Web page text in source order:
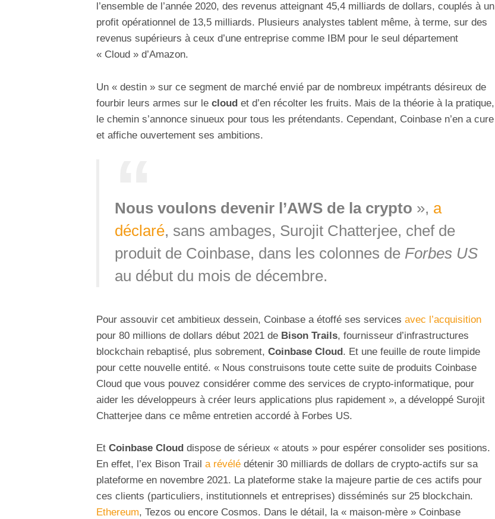
l’ensemble de l’année 2020, des revenus atteignant 45,4 milliards de dollars, couplés à un
profit opérationnel de 13,5 milliards. Plusieurs analystes tablent même, à terme, sur des
revenus supérieurs à ceux d’une entreprise comme IBM pour le seul département
« Cloud » d’Amazon.
Un « destin » sur ce segment de marché envié par de nombreux impétrants désireux de
fourbir leurs armes sur le cloud et d’en récolter les fruits. Mais de la théorie à la pratique,
le chemin s’annonce sinueux pour tous les prétendants. Cependant, Coinbase n’en a cure
et affiche ouvertement ses ambitions.
Nous voulons devenir l’AWS de la crypto », a
déclaré, sans ambages, Surojit Chatterjee, chef de
produit de Coinbase, dans les colonnes de Forbes US
au début du mois de décembre.
Pour assouvir cet ambitieux dessein, Coinbase a étoffé ses services avec l’acquisition
pour 80 millions de dollars début 2021 de Bison Trails, fournisseur d’infrastructures
blockchain rebaptisé, plus sobrement, Coinbase Cloud. Et une feuille de route limpide
pour cette nouvelle entité. « Nous construisons toute cette suite de produits Coinbase
Cloud que vous pouvez considérer comme des services de crypto-informatique, pour
aider les développeurs à créer leurs applications plus rapidement », a développé Surojit
Chatterjee dans ce même entretien accordé à Forbes US.
Et Coinbase Cloud dispose de sérieux « atouts » pour espérer consolider ses positions.
En effet, l’ex Bison Trail a révélé détenir 30 milliards de dollars de crypto-actifs sur sa
plateforme en novembre 2021. La plateforme stake la majeure partie de ces actifs pour
ces clients (particuliers, institutionnels et entreprises) disséminés sur 25 blockchain.
Ethereum, Tezos ou encore Cosmos. Dans le détail, la « maison-mère » Coinbase